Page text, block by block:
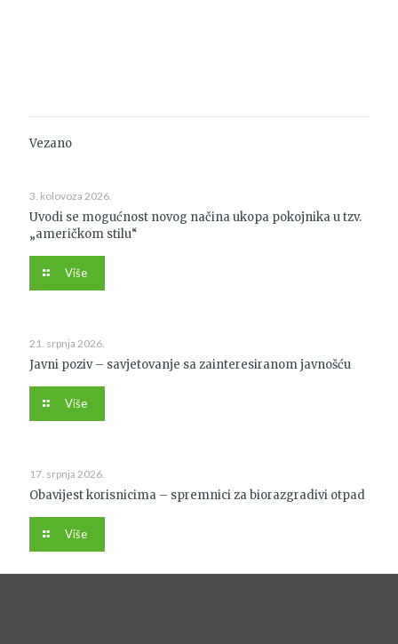
Vezano
3. kolovoza 2026.
Uvodi se mogućnost novog načina ukopa pokojnika u tzv.
„američkom stilu“
Više
21. srpnja 2026.
Javni poziv – savjetovanje sa zainteresiranom javnošću
Više
17. srpnja 2026.
Obavijest korisnicima – spremnici za biorazgradivi otpad
Više